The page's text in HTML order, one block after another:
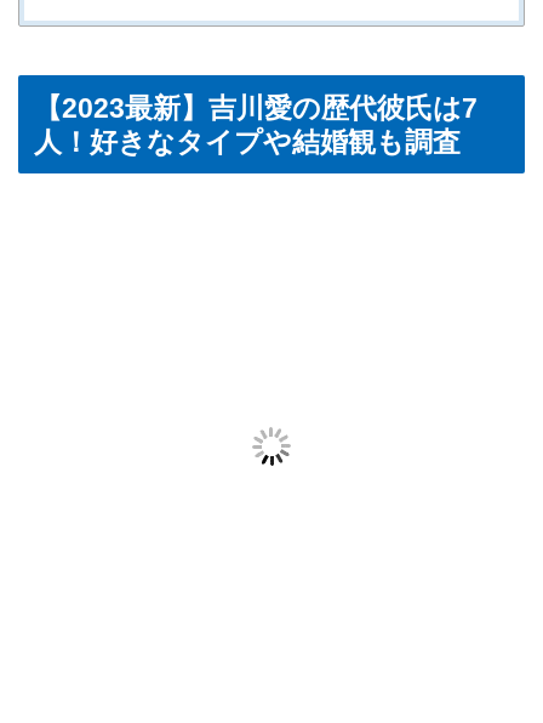
【2023最新】吉川愛の歴代彼氏は7
人！好きなタイプや結婚観も調査